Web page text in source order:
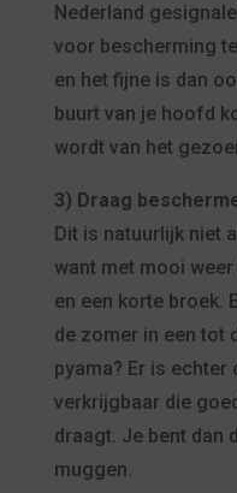
Nederland
voor bescherming
en het fijne is dan
buurt van je hoofd
wordt van het
3) Draag
Dit is natuurlijk niet
want met mooi
en een korte broek.
de zomer in een tot
pyama? Er is
verkrijgbaar die
draagt. Je bent dan
muggen.